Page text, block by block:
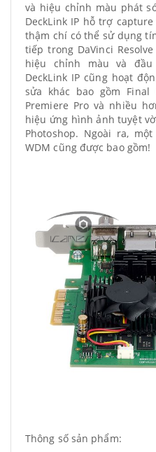
và hiệu chỉnh màu phát
DeckLink IP hỗ trợ
thậm chí có thể sử dụng
tiếp trong DaVinci
hiệu chỉnh màu và
DeckLink IP cũng hoạt
sửa khác bao gồm Final
Premiere Pro và nhiều
hiệu ứng hình ảnh tuyệt
Photoshop. Ngoài ra,
WDM cũng được bao gồm!
Thông số sản phẩm: